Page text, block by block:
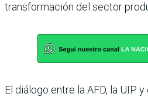
transformación del sector
El diálogo entre la AFD, la UIP